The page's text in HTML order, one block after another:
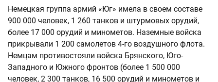
Немецкая группа армий «Юг» имела в своем составе
900 000 человек, 1 260 танков и штурмовых орудий,
более 17 000 орудий и минометов. Наземные войска
прикрывали 1 200 самолетов 4-го воздушного флота.
Немцам противостояли войска Брянского, Юго-
Западного и Южного фронтов (более 1 500 000
человек, 2 300 танков, 16 500 орудий и минометов и